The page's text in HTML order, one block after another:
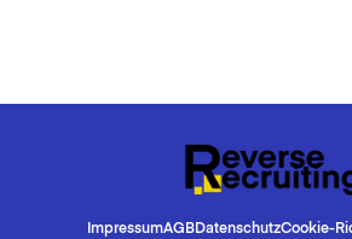
ImpressumAGBDatenschutzCookie-